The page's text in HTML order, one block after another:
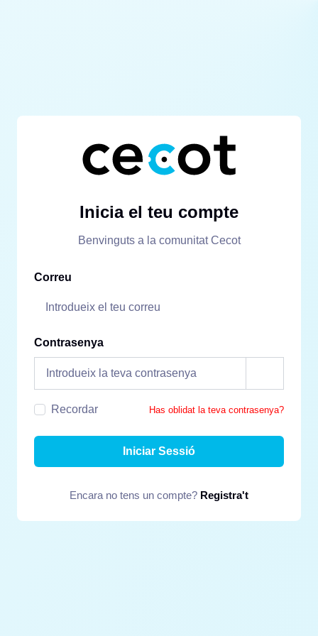
Inicia el teu compte
Benvinguts a la comunitat Cecot
Correu
Contrasenya
Recordar Has oblidat la teva contrasenya?
Iniciar Sessió
Encara no tens un compte? Registra't